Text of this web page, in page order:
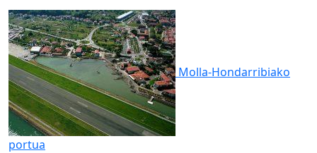
Molla-Hondarribiako
portua